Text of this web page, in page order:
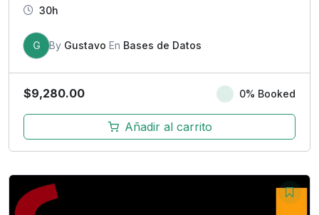
30h
G By Gustavo En Bases de Datos
$9,280.00 0% Booked
Añadir al carrito